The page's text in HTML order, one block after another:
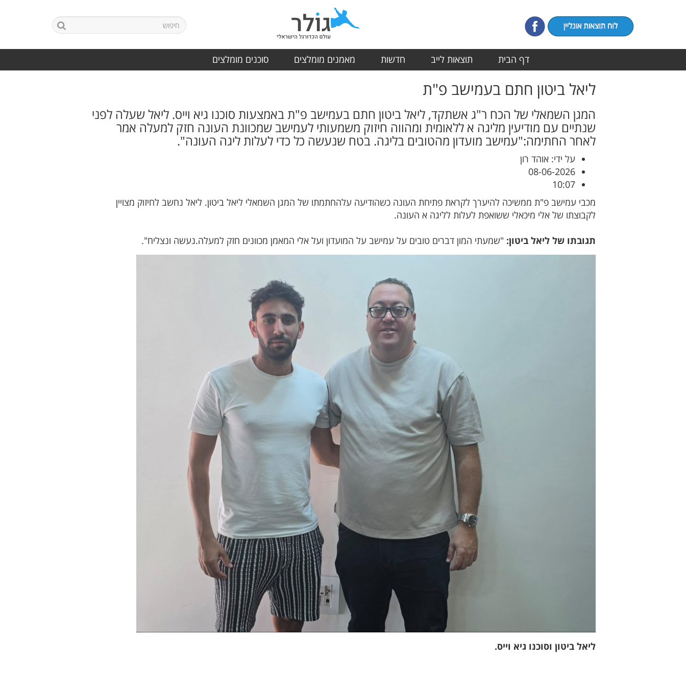
דף הבית תוצאות לייב חדשות מאמנים מומלצים סוכנים מומלצים
ליאל ביטון חתם בעמישב פ"ת
המגן השמאלי של הכח ר"ג אשתקד, ליאל ביטון חתם בעמישב פ"ת באמצעות סוכנו גיא וייס. ליאל שעלה לפני
שנתיים עם מודיעין מליגה א ללאומית ומהווה חיזוק משמעותי לעמישב שמכוונת העונה חזק למעלה אמר
לאחר החתימה:"עמישב מועדון מהטובים בליגה. בטח שנעשה כל כדי לעלות ליגה העונה".
על ידי: אוהד רון
08-06-2026
10:07
מכבי עמישב פ"ת ממשיכה להיערך לקראת פתיחת העונה כשהודיעה עלהחתמתו של המגן השמאלי ליאל ביטון. ליאל נחשב לחיזוק מצויין
לקבוצתו של אלי מיכאלי ששואפת לעלות לליגה א העונה.
תגובתו של ליאל ביטון: "שמעתי המון דברים טובים על עמישב על המועדון ועל אלי המאמן מכוונים חזק למעלה.נעשה ונצליח".
ליאל ביטון וסוכנו גיא וייס.